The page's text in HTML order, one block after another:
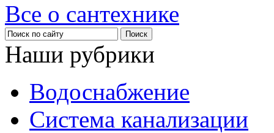
Все о сантехнике
Наши рубрики
Водоснабжение
Система канализации